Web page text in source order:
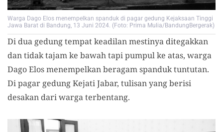
Warga Dago Elos menempelkan spanduk di pagar gedung Kejaksaan Tinggi
Jawa Barat di Bandung, 13 Juni 2024. (Foto: Prima Mulia/BandungBergerak)
Di dua gedung tempat keadilan mestinya ditegakkan
dan tidak tajam ke bawah tapi pumpul ke atas, warga
Dago Elos menempelkan beragam spanduk tuntutan.
Di pagar gedung Kejati Jabar, tulisan yang berisi
desakan dari warga terbentang.